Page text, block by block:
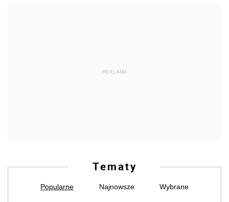
REKLAMA
Tematy
Popularne Najnowsze Wybrane